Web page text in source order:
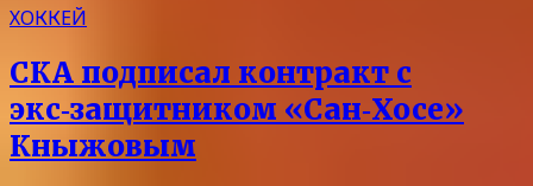
ХОККЕЙ
СКА подписал контракт с
экс‑защитником «Сан‑Хосе»
Кныжовым